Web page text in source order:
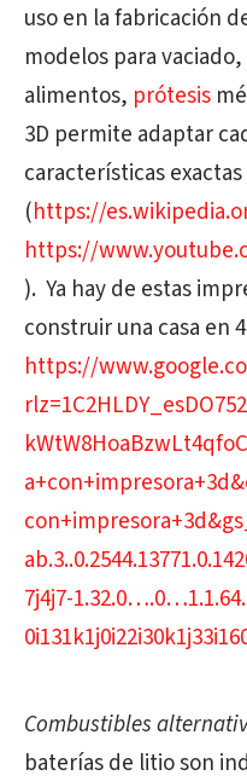
uso en la fabricación
modelos para
alimentos, prótesis
3D permite adaptar
características
(https://
https://
). Ya hay de estas
construir una casa en
https://
7j4j7-
Combustibles
baterías de litio son